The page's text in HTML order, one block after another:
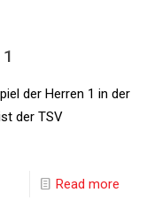
der Herren 1 in der
der TSV
Read more